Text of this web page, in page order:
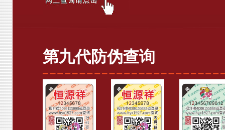
第九代防伪查询